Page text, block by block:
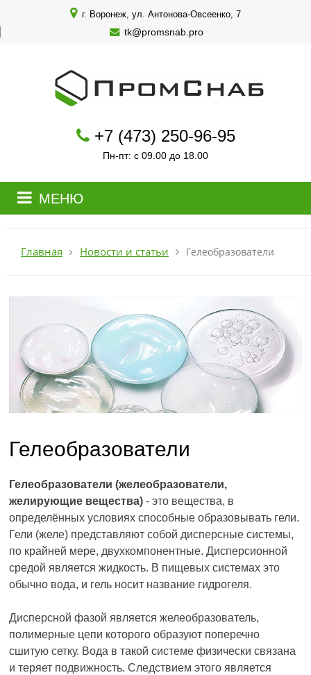
г. Воронеж, ул. Антонова-Овсеенко, 7
tk@promsnab.pro
+7 (473) 250-96-95
Пн-пт: с 09.00 до 18.00
МЕНЮ
Главная Новости и статьи Гелеобразователи
Гелеобразователи
Гелеобразователи (желеобразователи,
желирующие вещества) - это вещества, в
определённых условиях способные образовывать гели.
Гели (желе) представляют собой дисперсные системы,
по крайней мере, двухкомпонентные. Дисперсионной
средой является жидкость. В пищевых системах это
обычно вода, и гель носит название гидрогеля.
Дисперсной фазой является желеобразователь,
полимерные цепи которого образуют поперечно
сшитую сетку. Вода в такой системе физически связана
и теряет подвижность. Следствием этого является